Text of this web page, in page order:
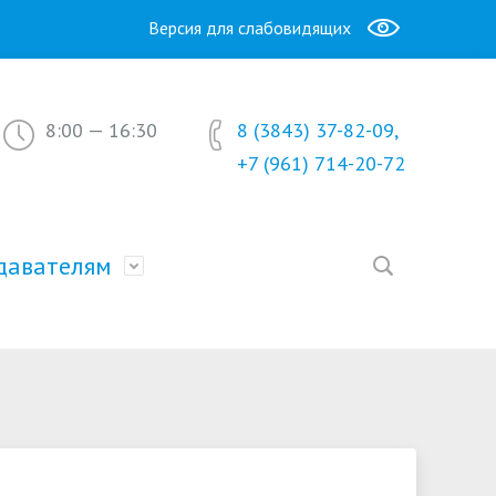
Версия для слабовидящих
8:00 — 16:30
8 (3843) 37-82-09,
+7 (961) 714-20-72
задаваемые вопросы
занятий